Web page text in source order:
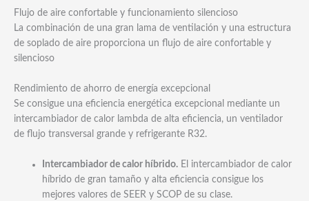
Flujo de aire confortable y funcionamiento silencioso
La combinación de una gran lama de ventilación y una estructura
de soplado de aire proporciona un flujo de aire confortable y
silencioso
Rendimiento de ahorro de energía excepcional
Se consigue una eficiencia energética excepcional mediante un
intercambiador de calor lambda de alta eficiencia, un ventilador
de flujo transversal grande y refrigerante R32.
Intercambiador de calor híbrido. El intercambiador de calor
híbrido de gran tamaño y alta eficiencia consigue los
mejores valores de SEER y SCOP de su clase.